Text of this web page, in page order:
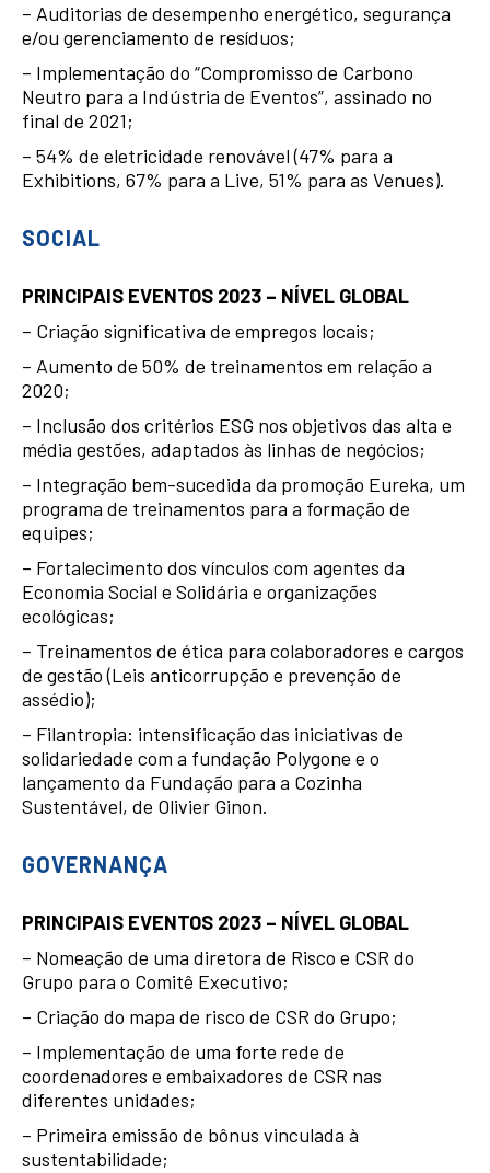
– Auditorias de desempenho energético, segurança
e/ou gerenciamento de resíduos;
– Implementação do “Compromisso de Carbono
Neutro para a Indústria de Eventos”, assinado no
final de 2021;
– 54% de eletricidade renovável (47% para a
Exhibitions, 67% para a Live, 51% para as Venues).
SOCIAL
PRINCIPAIS EVENTOS 2023 – NÍVEL GLOBAL
– Criação significativa de empregos locais;
– Aumento de 50% de treinamentos em relação a
2020;
– Inclusão dos critérios ESG nos objetivos das alta e
média gestões, adaptados às linhas de negócios;
– Integração bem-sucedida da promoção Eureka, um
programa de treinamentos para a formação de
equipes;
– Fortalecimento dos vínculos com agentes da
Economia Social e Solidária e organizações
ecológicas;
– Treinamentos de ética para colaboradores e cargos
de gestão (Leis anticorrupção e prevenção de
assédio);
– Filantropia: intensificação das iniciativas de
solidariedade com a fundação Polygone e o
lançamento da Fundação para a Cozinha
Sustentável, de Olivier Ginon.
GOVERNANÇA
PRINCIPAIS EVENTOS 2023 – NÍVEL GLOBAL
– Nomeação de uma diretora de Risco e CSR do
Grupo para o Comitê Executivo;
– Criação do mapa de risco de CSR do Grupo;
– Implementação de uma forte rede de
coordenadores e embaixadores de CSR nas
diferentes unidades;
– Primeira emissão de bônus vinculada à
sustentabilidade;